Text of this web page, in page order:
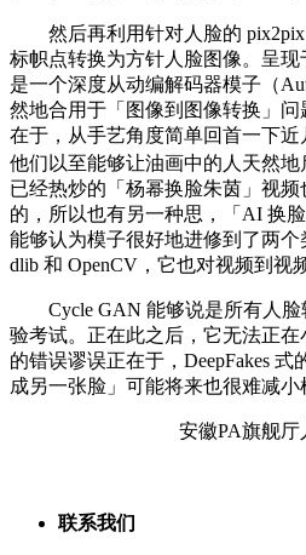
然后再利用针对人脸的 pix2pix
标帜点转换为方针人脸图像。呈现
是一个深度从动编解码器模子（
然地合用于「图像到图像转换」问
在于，从手艺角度简单回首一下近
他们以至能够让油画中的人天然
已经热炒的「杨幂换脸朱茵」视
的，所以也有另一种思，「AI 换
能够认为模子很好地进修到了两
dlib 和 OpenCV，它也对视频到视
Cycle GAN 能够说是所有人脸
验考试。正在此之后，它无法正在
的错误谬误正在于，DeepFakes
成另一张脸」可能将来也很难减小
安徽PA旗舰厅
联系我们